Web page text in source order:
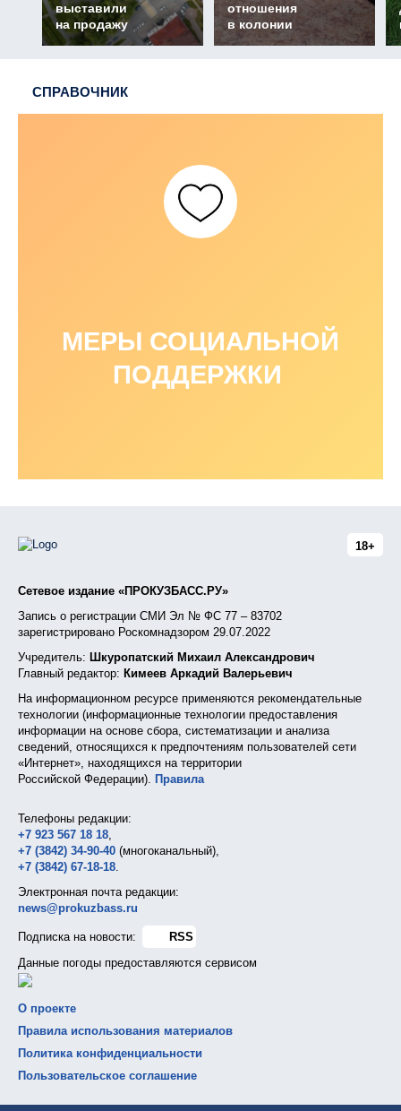
выставили
на продажу
отношения
в колонии
СПРАВОЧНИК
МЕРЫ СОЦИАЛЬНОЙ
ПОДДЕРЖКИ
18+
Сетевое издание «ПРОКУЗБАСС.РУ»
Запись о регистрации СМИ Эл № ФС 77 – 83702
зарегистрировано Роскомнадзором 29.07.2022
Учредитель: Шкуропатский Михаил Александрович
Главный редактор: Кимеев Аркадий Валерьевич
На информационном ресурсе применяются рекомендательные
технологии (информационные технологии предоставления
информации на основе сбора, систематизации и анализа
сведений, относящихся к предпочтениям пользователей сети
«Интернет», находящихся на территории
Российской Федерации). Правила
Телефоны редакции:
+7 923 567 18 18,
+7 (3842) 34-90-40 (многоканальный),
+7 (3842) 67-18-18.
Электронная почта редакции:
news@prokuzbass.ru
Подписка на новости:
RSS
Данные погоды предоставляются сервисом
О проекте
Правила использования материалов
Политика конфиденциальности
Пользовательское соглашение